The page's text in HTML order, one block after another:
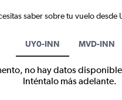
saber sobre tu vuelo desde
UY0-INN MVD-INN
no hay datos
Inténtalo más adelante.